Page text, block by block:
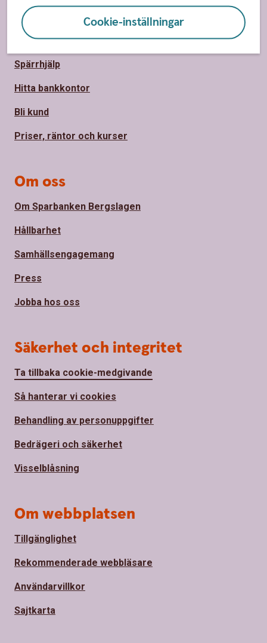
Cookie-inställningar
Sidfot
Hitta snabbt
Kundservice
Spärrhjälp
Hitta bankkontor
Bli kund
Priser, räntor och kurser
Om oss
Om Sparbanken Bergslagen
Hållbarhet
Samhällsengagemang
Press
Jobba hos oss
Säkerhet och integritet
Ta tillbaka cookie-medgivande
Så hanterar vi cookies
Behandling av personuppgifter
Bedrägeri och säkerhet
Visselblåsning
Om webbplatsen
Tillgänglighet
Rekommenderade webbläsare
Användarvillkor
Sajtkarta